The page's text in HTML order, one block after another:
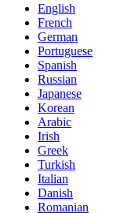
English
French
German
Portuguese
Spanish
Russian
Japanese
Korean
Arabic
Irish
Greek
Turkish
Italian
Danish
Romanian